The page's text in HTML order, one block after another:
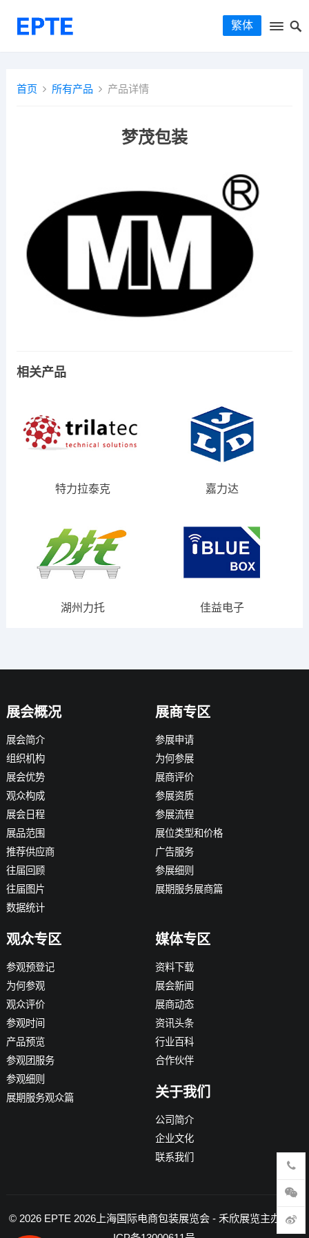
繁体
首页 所有产品 产品详情
梦茂包装
相关产品
特力拉泰克 嘉力达
湖州力托 佳益电子
展会概况
展会简介
组织机构
展会优势
观众构成
展会日程
展品范围
推荐供应商
往届回顾
往届图片
数据统计
展商专区
参展申请
为何参展
展商评价
参展资质
参展流程
展位类型和价格
广告服务
参展细则
展期服务展商篇
观众专区
参观预登记
为何参观
观众评价
参观时间
产品预览
参观团服务
参观细则
展期服务观众篇
媒体专区
资料下载
展会新闻
展商动态
资讯头条
行业百科
合作伙伴
关于我们
公司简介
企业文化
联系我们
© 2026 EPTE 2026上海国际电商包装展览会- 禾欣展览主办 -沪